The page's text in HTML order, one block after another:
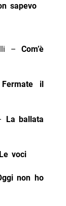
sapevo
–Com’è
Fermate il
La ballata
Le voci
non ho